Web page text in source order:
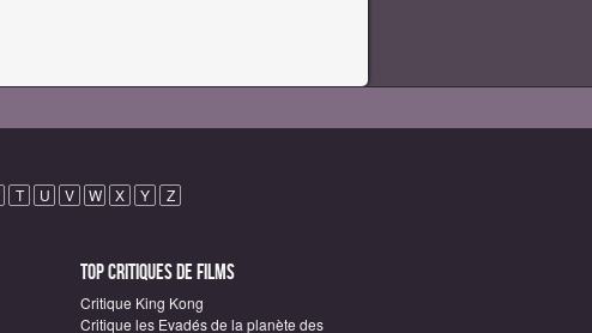
T U V W X Y Z
Top critiques de Films
Critique King Kong
Critique les Evadés de la planète des